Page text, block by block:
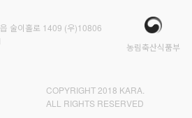
술이홀로 1409 (우)10806
농림축산식품부
COPYRIGHT 2018 KARA.
ALL RIGHTS RESERVED